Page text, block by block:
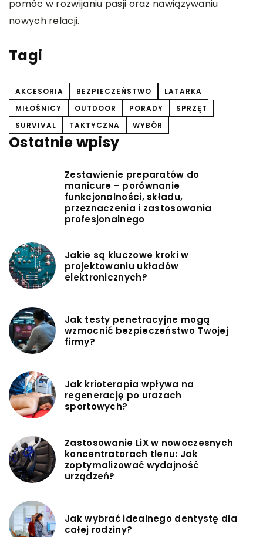
międzyludzkich. Dowiedz się, dlaczego warto
włączyć tę klasyczną grę do codziennej rutyny i
Tagi
AKCESORIA BEZPIECZEŃSTWO
LATARKA
MIŁOŚNICY
OUTDOOR PORADY
SPRZĘT
SURVIVAL
TAKTYCZNA WYBÓR
Ostatnie wpisy
Zestawienie preparatów do
manicure – porównanie
funkcjonalności, składu,
przeznaczenia i zastosowania
profesjonalnego
Jakie są kluczowe kroki w
projektowaniu układów
elektronicznych?
Jak testy penetracyjne mogą
wzmocnić bezpieczeństwo Twojej
firmy?
Jak krioterapia wpływa na
regenerację po urazach
sportowych?
Zastosowanie LiX w nowoczesnych
koncentratorach tlenu: Jak
zoptymalizować wydajność
urządzeń?
Jak wybrać idealnego dentystę dla
całej rodziny?